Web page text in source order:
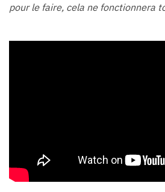
pour le faire, cela ne fonctionnera